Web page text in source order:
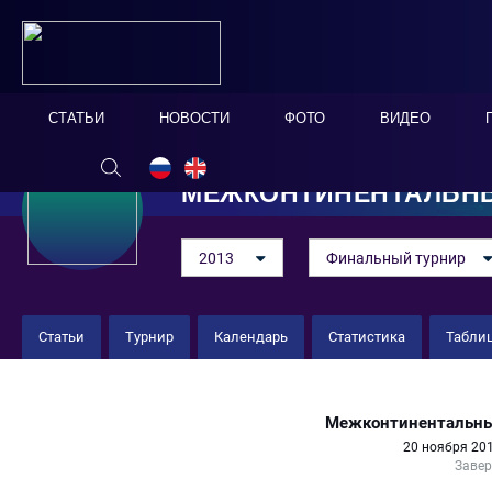
СТАТЬИ НОВОСТИ ФОТО ВИДЕО
2013 Финальный турнир
Статьи Турнир Календарь Статистика
20 ноября